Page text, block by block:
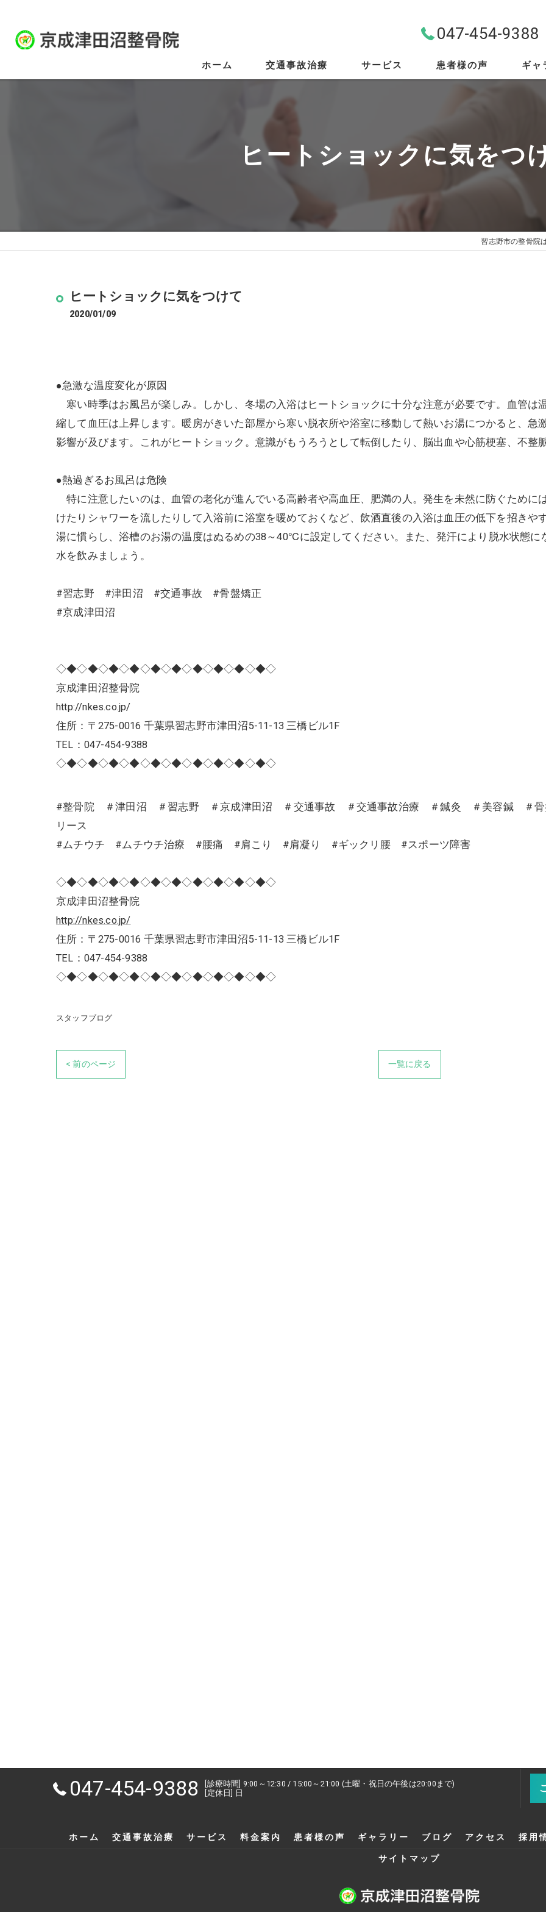
047-454-9388
ホーム 交通事故治療 サービス
スポーツ外傷
骨盤矯正
患者様の声 ギャ
ヒートショックに気をつ
習志野市の整骨院
ヒートショックに気をつけて
2020/01/09
●急激な温度変化が原因
寒い時季はお風呂が楽しみ。しかし、冬場の入浴はヒートショックに十分な注意が必要です。血管は
縮して血圧は上昇します。暖房がきいた部屋から寒い脱衣所や浴室に移動して熱いお湯につかると、急
影響が及びます。これがヒートショック。意識がもうろうとして転倒したり、脳出血や心筋梗塞、不整
●熱過ぎるお風呂は危険
特に注意したいのは、血管の老化が進んでいる高齢者や高血圧、肥満の人。発生を未然に防ぐために
けたりシャワーを流したりして入浴前に浴室を暖めておくなど、飲酒直後の入浴は血圧の低下を招きや
湯に慣らし、浴槽のお湯の温度はぬるめの38～40℃に設定してください。また、発汗により脱水状態
水を飲みましょう。
#習志野 #津田沼 #交通事故 #骨盤矯正
#京成津田沼
◇◆◇◆◇◆◇◆◇◆◇◆◇◆◇◆◇◆◇◆◇
京成津田沼整骨院
http://nkes.co.jp/
住所：〒275-0016 千葉県習志野市津田沼5-11-13 三橋ビル1F
TEL：047-454-9388
◇◆◇◆◇◆◇◆◇◆◇◆◇◆◇◆◇◆◇◆◇
#整骨院 ＃津田沼 ＃習志野 ＃京成津田沼 ＃交通事故 ＃交通事故治療 ＃鍼灸 ＃美容鍼 ＃
リース
#ムチウチ #ムチウチ治療 #腰痛 #肩こり #肩凝り #ギックリ腰 #スポーツ障害
◇◆◇◆◇◆◇◆◇◆◇◆◇◆◇◆◇◆◇◆◇
京成津田沼整骨院
http://nkes.co.jp/
住所：〒275-0016 千葉県習志野市津田沼5-11-13 三橋ビル1F
TEL：047-454-9388
◇◆◇◆◇◆◇◆◇◆◇◆◇◆◇◆◇◆◇◆◇
スタッフブログ
< 前のページ 一覧に戻る
047-454-9388
[診療時間] 9:00～12:30 / 15:00～21:00 (土曜・祝日の午後は20:00まで)
[定休日] 日
ホーム 交通事故治療 サービス 料金案内 患者様の声 ギャラリー ブログ アクセス 採用
サイトマップ